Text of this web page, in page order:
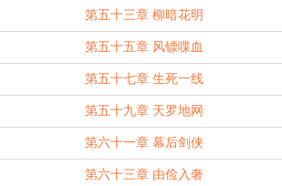
第五十三章 柳暗花明
第五十五章 风镖喋血
第五十七章 生死一线
第五十九章 天罗地网
第六十一章 幕后剑侠
第六十三章 由俭入奢